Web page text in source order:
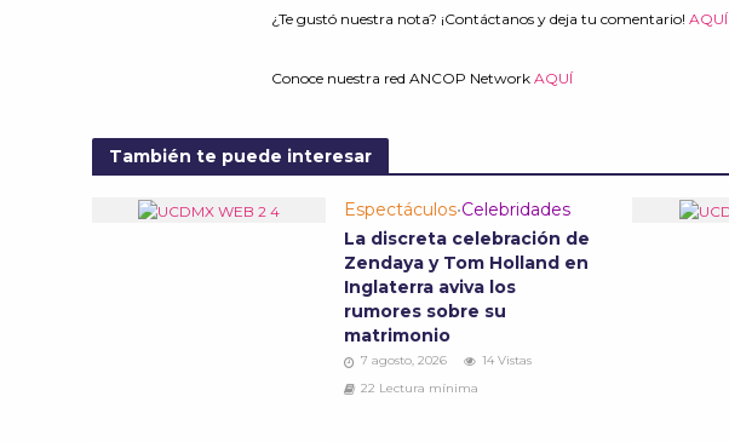
¿Te gustó nuestra nota? ¡Contáctanos y deja tu comentario!AQUÍ
Conoce nuestra red ANCOP NetworkAQUÍ
También te puede interesar
Espectáculos•Celebridades
La discreta celebración de
Zendaya y Tom Holland en
Inglaterra aviva los
rumores sobre su
matrimonio
7 agosto, 2026
14 Vistas
22 Lectura mínima